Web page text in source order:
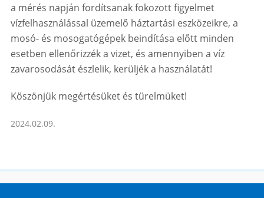
a mérés napján fordítsanak fokozott figyelmet
vízfelhasználással üzemelő háztartási eszközeikre, a
mosó- és mosogatógépek beindítása előtt minden
esetben ellenőrizzék a vizet, és amennyiben a víz
zavarosodását észlelik, kerüljék a használatát!
Köszönjük megértésüket és türelmüket!
2024.02.09.